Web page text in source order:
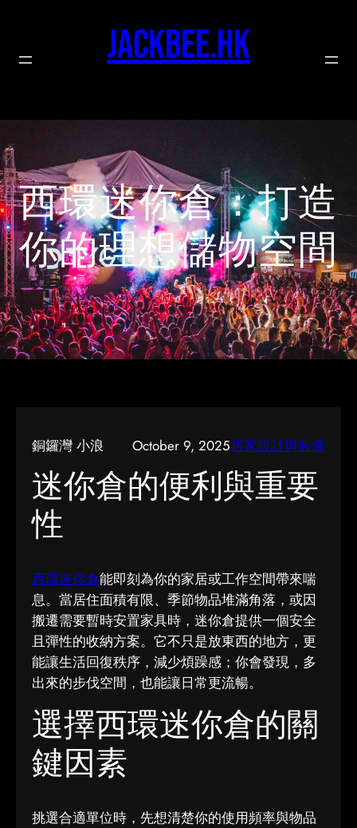
content
jackbee.hk
西環迷你倉：打造
你的理想儲物空間
銅鑼灣 小浪 October 9, 2025居家設計與裝修
迷你倉的便利與重要
性
西環迷你倉能即刻為你的家居或工作空間帶來喘
息。當居住面積有限、季節物品堆滿角落，或因
搬遷需要暫時安置家具時，迷你倉提供一個安全
且彈性的收納方案。它不只是放東西的地方，更
能讓生活回復秩序，減少煩躁感；你會發現，多
出來的步伐空間，也能讓日常更流暢。
選擇西環迷你倉的關
鍵因素
挑選合適單位時，先想清楚你的使用頻率與物品